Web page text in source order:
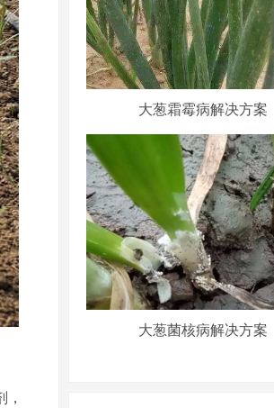
大葱霜霉病解决方案
大葱菌核病解决方案